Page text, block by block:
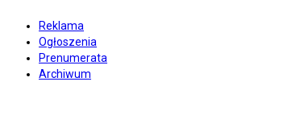
Reklama
Ogłoszenia
Prenumerata
Archiwum